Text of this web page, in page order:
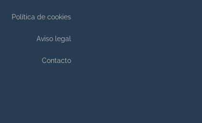
Política de cookies
Aviso legal
Contacto